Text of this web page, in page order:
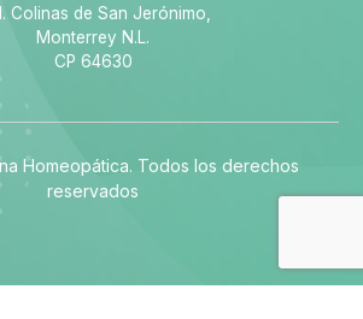
Colinas de San Jerónimo,
Monterrey N.L.
CP 64630
Homeopática. Todos los derechos
reservados